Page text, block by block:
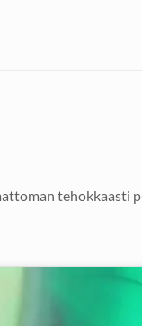
tehokkaasti